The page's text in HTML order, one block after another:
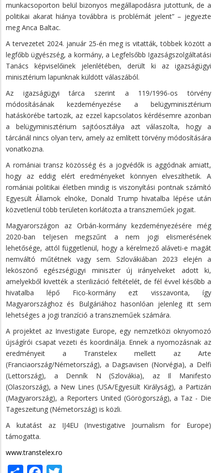
munkacsoporton belül bizonyos megállapodásra jutottunk, de a
politikai akarat hiánya továbbra is problémát jelent” – jegyezte
meg Anca Baltac.
A tervezetet 2024. január 25-én meg is vitatták, többek között a
legfőbb ügyészség, a kormány, a Legfelsőbb Igazságszolgáltatási
Tanács képviselőinek jelenlétében, derült ki az igazságügyi
minisztérium lapunknak küldött válaszából.
Az igazságügyi tárca szerint a 119/1996-os törvény
módosításának kezdeményezése a belügyminisztérium
hatáskörébe tartozik, az ezzel kapcsolatos kérdésemre azonban
a belügyminisztérium sajtóosztálya azt válaszolta, hogy a
tárcánál nincs olyan terv, amely az említett törvény módosítására
vonatkozna.
A romániai transz közösség és a jogvédők is aggódnak amiatt,
hogy az eddig elért eredményeket könnyen elveszíthetik. A
romániai politikai életben mindig is viszonyítási pontnak számító
Egyesült Államok elnöke, Donald Trump hivatalba lépése után
közvetlenül több területen korlátozta a transzneműek jogait.
Magyarországon az Orbán-kormány kezdeményezésére még
2020-ban teljesen megszűnt a nem jogi elismerésének
lehetősége, attól függetlenül, hogy a kérelmező aláveti-e magát
nemváltó műtétnek vagy sem. Szlovákiában 2023 elején a
leköszönő egészségügyi miniszter új irányelveket adott ki,
amelyekből kivették a sterilizáció feltételét, de fél évvel később a
hivatalba lépő Fico-kormány ezt visszavonta, így
Magyarországhoz és Bulgáriához hasonlóan jelenleg itt sem
lehetséges a jogi tranzíció a transzneműek számára.
A projektet az Investigate Europe, egy nemzetközi oknyomozó
újságírói csapat vezeti és koordinálja. Ennek a nyomozásnak az
eredményeit a Transtelex mellett az Arte
(Franciaország/Németország), a Dagsavisen (Norvégia), a Delfi
(Lettország), a Denník N (Szlovákia), az Il Manifesto
(Olaszország), a New Lines (USA/Egyesült Királyság), a Partizán
(Magyarország), a Reporters United (Görögország), a Taz - Die
Tageszeitung (Németország) is közli.
A kutatást az IJ4EU (Investigative Journalism for Europe)
támogatta.
www.transtelex.ro